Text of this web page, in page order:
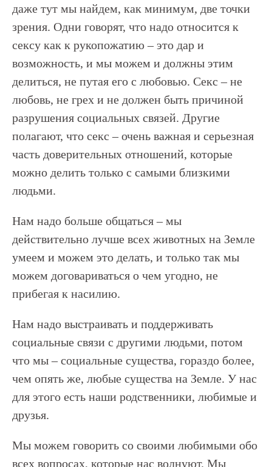
даже тут мы найдем, как минимум, две точки
зрения. Одни говорят, что надо относится к
сексу как к рукопожатию – это дар и
возможность, и мы можем и должны этим
делиться, не путая его с любовью. Секс – не
любовь, не грех и не должен быть причиной
разрушения социальных связей. Другие
полагают, что секс – очень важная и серьезная
часть доверительных отношений, которые
можно делить только с самыми близкими
людьми.
Нам надо больше общаться – мы
действительно лучше всех животных на Земле
умеем и можем это делать, и только так мы
можем договариваться о чем угодно, не
прибегая к насилию.
Нам надо выстраивать и поддерживать
социальные связи с другими людьми, потом
что мы – социальные существа, гораздо более,
чем опять же, любые существа на Земле. У нас
для этого есть наши родственники, любимые и
друзья.
Мы можем говорить со своими любимыми обо
всех вопросах, которые нас волнуют. Мы